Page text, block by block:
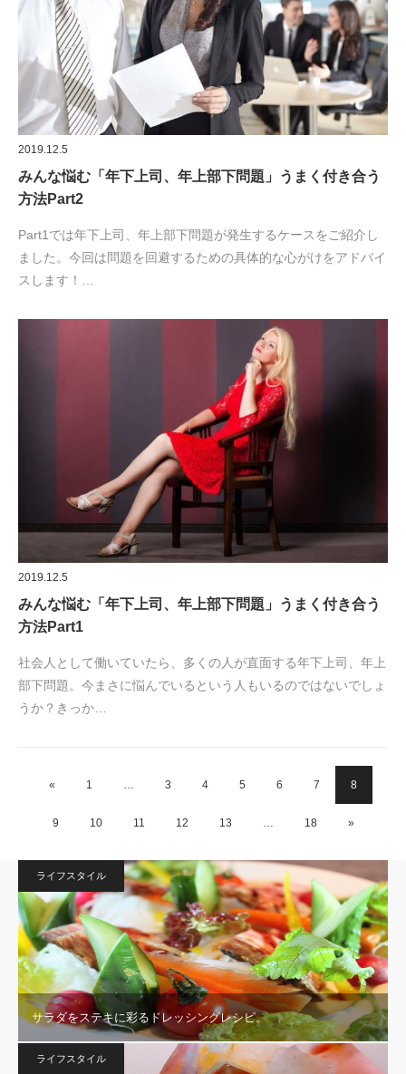
2019.12.5
みんな悩む「年下上司、年上部下問題」うまく付き合う
方法Part2
Part1では年下上司、年上部下問題が発生するケースをご紹介し
ました。今回は問題を回避するための具体的な心がけをアドバイ
スします！…
2019.12.5
みんな悩む「年下上司、年上部下問題」うまく付き合う
方法Part1
社会人として働いていたら、多くの人が直面する年下上司、年上
部下問題。今まさに悩んでいるという人もいるのではないでしょ
うか？きっか…
« 1 3 4 5 6 7 8
9 10 11 12 13 18 »
ライフスタイル
サラダをステキに彩るドレッシングレシピ。
ライフスタイル